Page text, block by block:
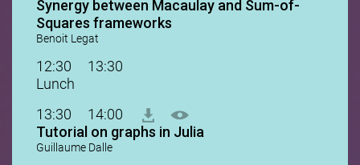
Synergy between Macaulay and Sum-of-
Squares frameworks
Benoit Legat
12:30
13:30
Lunch
13:30
14:00
Tutorial on graphs in Julia
Guillaume Dalle